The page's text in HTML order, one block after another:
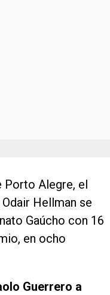
Alegre, el
Hellman se
Gaúcho con 16
en ocho
Guerrero a